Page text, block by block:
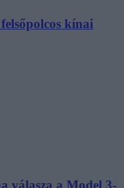
kínai